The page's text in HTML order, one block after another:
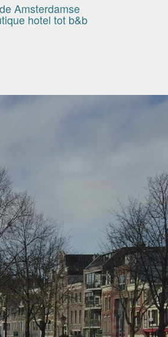
Amsterdamse
hotel tot b&b